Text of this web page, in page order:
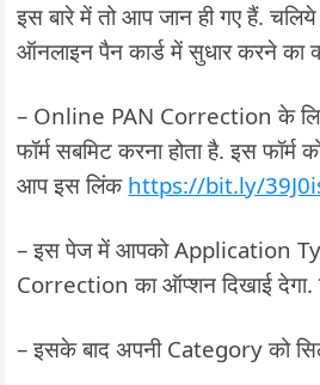
इस बारे में तो आप जान ही गए हैं.
ऑनलाइन पैन कार्ड में सुधार करने का
– Online PAN Correction के
फॉर्म सबमिट करना होता है. इस
आप इस लिंक https://bit.ly/
– इस पेज में आपको Application
Correction का ऑप्शन दिखाई
– इसके बाद अपनी Category को